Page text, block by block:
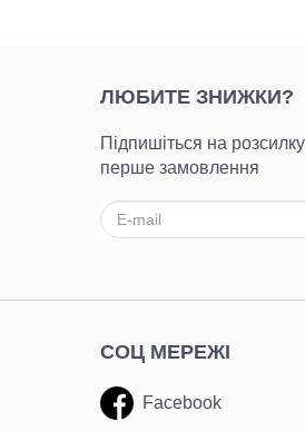
ЛЮБИТЕ ЗНИЖКИ?
Підпишіться на
перше замовлення
СОЦ МЕРЕЖІ
Facebook